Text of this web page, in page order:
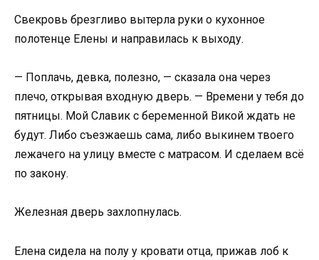
Свекровь брезгливо вытерла руки о кухонное
полотенце Елены и направилась к выходу.
— Поплачь, девка, полезно, — сказала она через
плечо, открывая входную дверь. — Времени у тебя до
пятницы. Мой Славик с беременной Викой ждать не
будут. Либо съезжаешь сама, либо выкинем твоего
лежачего на улицу вместе с матрасом. И сделаем всё
по закону.
Железная дверь захлопнулась.
Елена сидела на полу у кровати отца, прижав лоб к